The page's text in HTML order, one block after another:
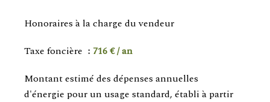
Honoraires à la charge du vendeur
Taxe foncière
716 € / an
Montant estimé des dépenses annuelles
d'énergie pour un usage standard, établi à partir